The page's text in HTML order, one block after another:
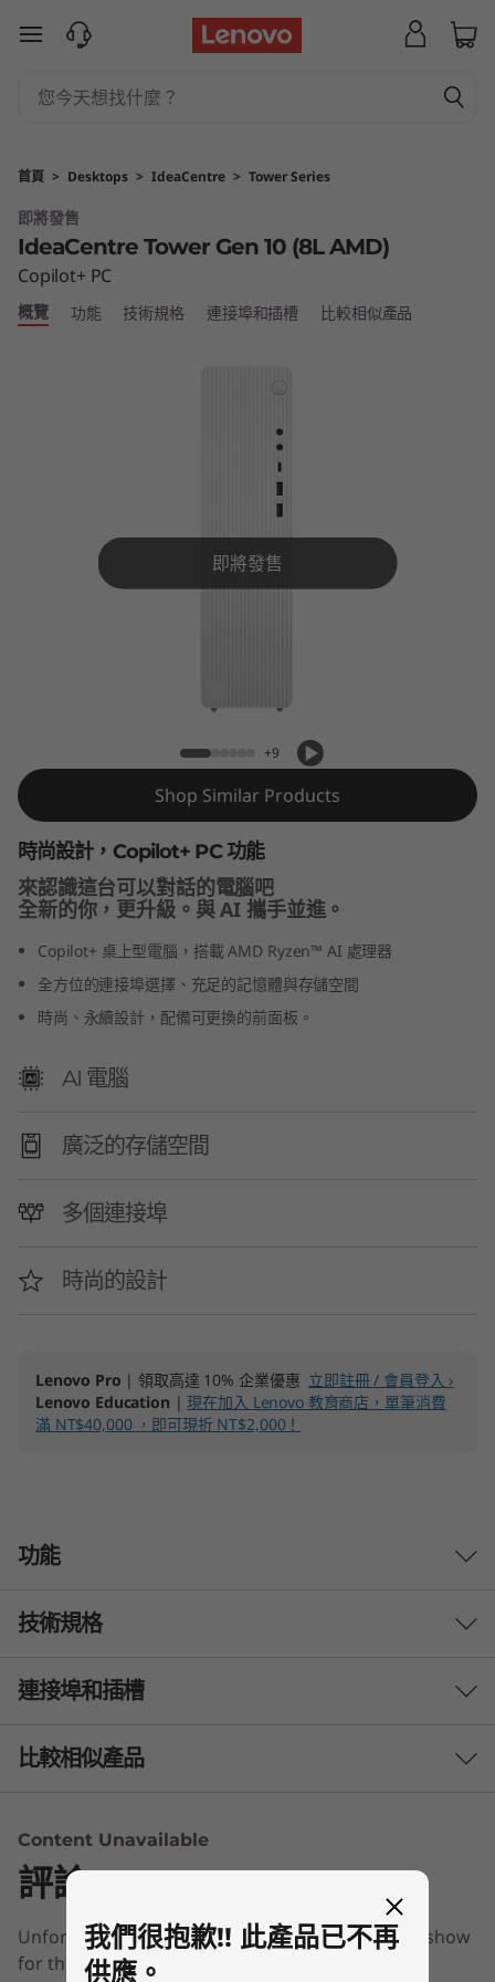
a
C
e
n
e
n
1
0
8
L
M
D
跳至主要內容
首頁 > Desktops > IdeaCentre > Tower Series
即將發售
IdeaCentre Tower Gen 10 (8L AMD)
Copilot+ PC
概覽 功能 技術規格 連接埠和插槽 比較相似產品
即將發售
+9
Shop Similar Products
時尚設計，Copilot+ PC 功能
來認識這台可以對話的電腦吧
全新的你，更升級。與 AI 攜手並進。
Copilot+ 桌上型電腦，搭載 AMD Ryzen™ AI 處理器
全方位的連接埠選擇、充足的記憶體與存儲空間
時尚、永續設計，配備可更換的前面板。
AI 電腦
廣泛的存儲空間
多個連接埠
時尚的設計
Lenovo Pro | 領取高達 10% 企業優惠 立即註冊 / 會員登入 ›
Lenovo Education |現在加入 Lenovo 教育商店，單筆消費
滿 NT$40,000 ，即可現折 NT$2,000！
功能
配備 AI 能力的數位中心
8L IdeaCentre Tower Gen 10 Copilot+ 電腦重新
能力、增強隱私權、流暢多工處理 – 所有這一切以
技術規格
效能
處理器
作業系統
最高搭載 Windows 11 專業版
每秒高達 50 兆次運算 (TOPS) 的人工智慧效能
連接埠和插槽
比較相似產品
What specs do you want to compare?
處理器 作業系統 記憶體 儲存裝置 顯示器
Content Unavailable
評論
Unfortunately, we don’t have any information to show
for this section
我們很抱歉!! 此產品已不再
供應。